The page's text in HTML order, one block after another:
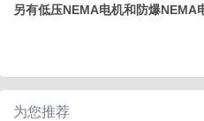
另有低压NEMA电机和防爆NEMA
为您推荐